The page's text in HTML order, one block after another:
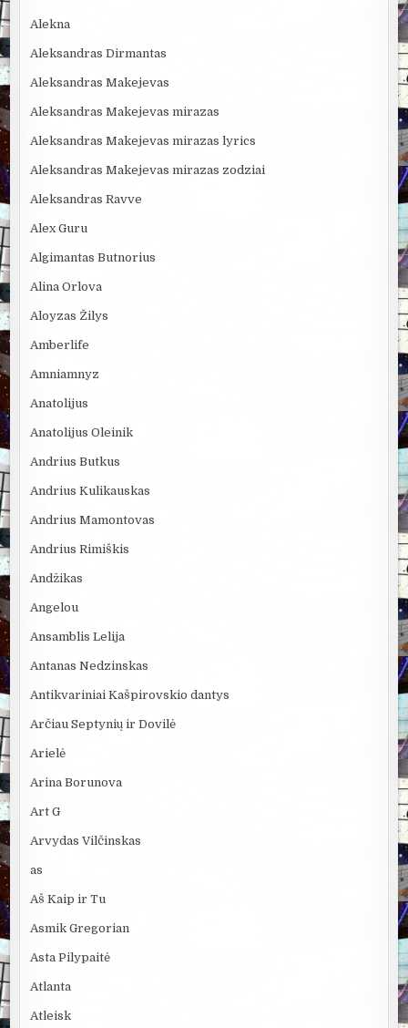
Alekna
Aleksandras Dirmantas
Aleksandras Makejevas
Aleksandras Makejevas mirazas
Aleksandras Makejevas mirazas lyrics
Aleksandras Makejevas mirazas zodziai
Aleksandras Ravve
Alex Guru
Algimantas Butnorius
Alina Orlova
Aloyzas Žilys
Amberlife
Amniamnyz
Anatolijus
Anatolijus Oleinik
Andrius Butkus
Andrius Kulikauskas
Andrius Mamontovas
Andrius Rimiškis
Andžikas
Angelou
Ansamblis Lelija
Antanas Nedzinskas
Antikvariniai Kašpirovskio dantys
Arčiau Septynių ir Dovilė
Arielė
Arina Borunova
Art G
Arvydas Vilčinskas
as
Aš Kaip ir Tu
Asmik Gregorian
Asta Pilypaitė
Atlanta
Atleisk